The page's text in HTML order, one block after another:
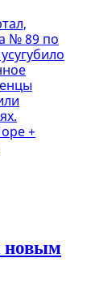
№ 89 по
+
новым